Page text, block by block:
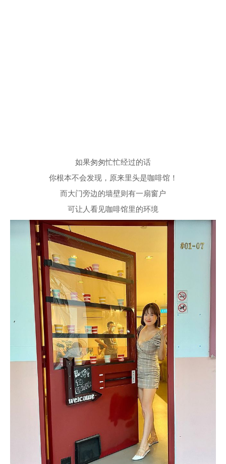
如果匆匆忙忙经过的话
你根本不会发现，原来里头是咖啡馆！
而大门旁边的墙壁则有一扇窗户
可让人看见咖啡馆里的环境